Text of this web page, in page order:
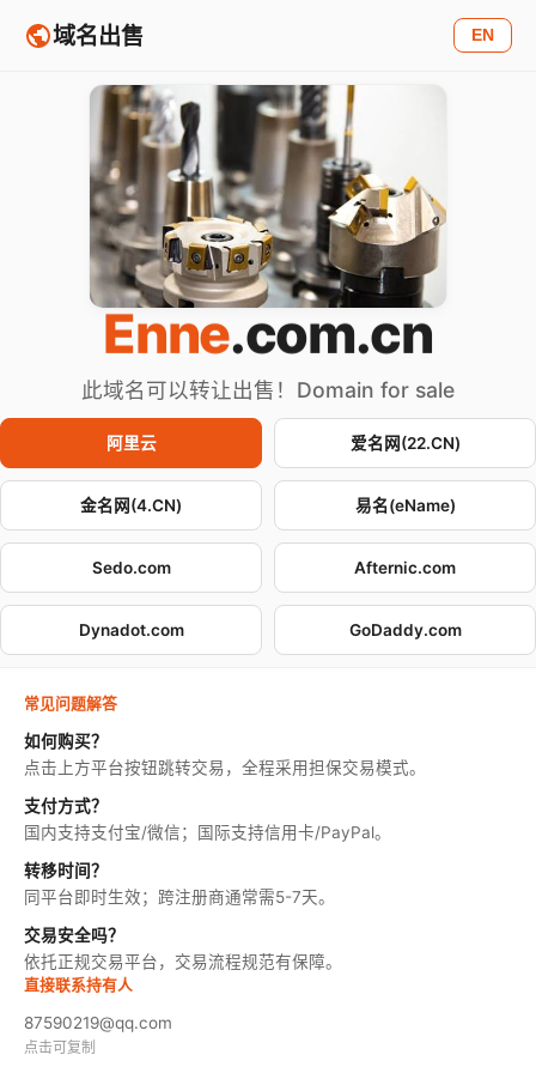
域名出售 EN
Enne.com.cn
此域名可以转让出售！Domain for sale
阿里云 爱名网(22.CN)
金名网(4.CN) 易名(eName)
Sedo.com Afternic.com
Dynadot.com GoDaddy.com
常见问题解答
如何购买？
点击上方平台按钮跳转交易，全程采用担保交易模式。
支付方式？
国内支持支付宝/微信；国际支持信用卡/PayPal。
转移时间？
同平台即时生效；跨注册商通常需5-7天。
交易安全吗？
依托正规交易平台，交易流程规范有保障。
直接联系持有人
87590219@qq.com
点击可复制